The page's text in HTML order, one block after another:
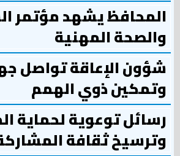
المحافظ يشهد مؤتمر
والصحة المهنية
شؤون الإعاقة تواصل
وتمكين ذوي الهمم
رسائل توعوية لحماية
وترسيخ ثقافة